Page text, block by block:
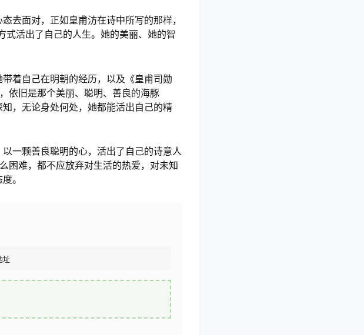
去面对，正如皇甫汸在诗中所写的那样，
式活出了自己的人生。她的美丽、她的智
着自己在明朝的经历，以及《皇甫司勋
旧是那个美丽、聪明、善良的海豚
，无论身处何处，她都能活出自己的精
一颗善良聪明的心，活出了自己的诗意人
困难，都不应放弃对生活的热爱，对未知
。
址